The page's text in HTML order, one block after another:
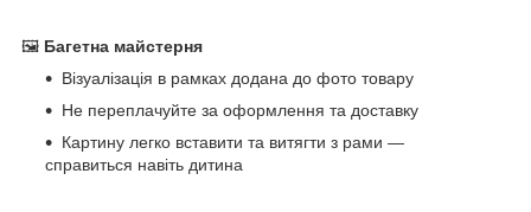
🖼 Багетна майстерня
Візуалізація в рамках додана до фото товару
Не переплачуйте за оформлення та доставку
Картину легко вставити та витягти з рами —
справиться навіть дитина